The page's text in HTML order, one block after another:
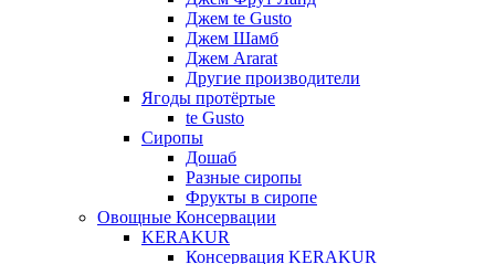
Джем te Gusto
Джем Шамб
Джем Ararat
Другие производители
Ягоды протёртые
te Gusto
Сиропы
Дошаб
Разные сиропы
Фрукты в сиропе
Овощные Консервации
KERAKUR
Консервация KERAKUR